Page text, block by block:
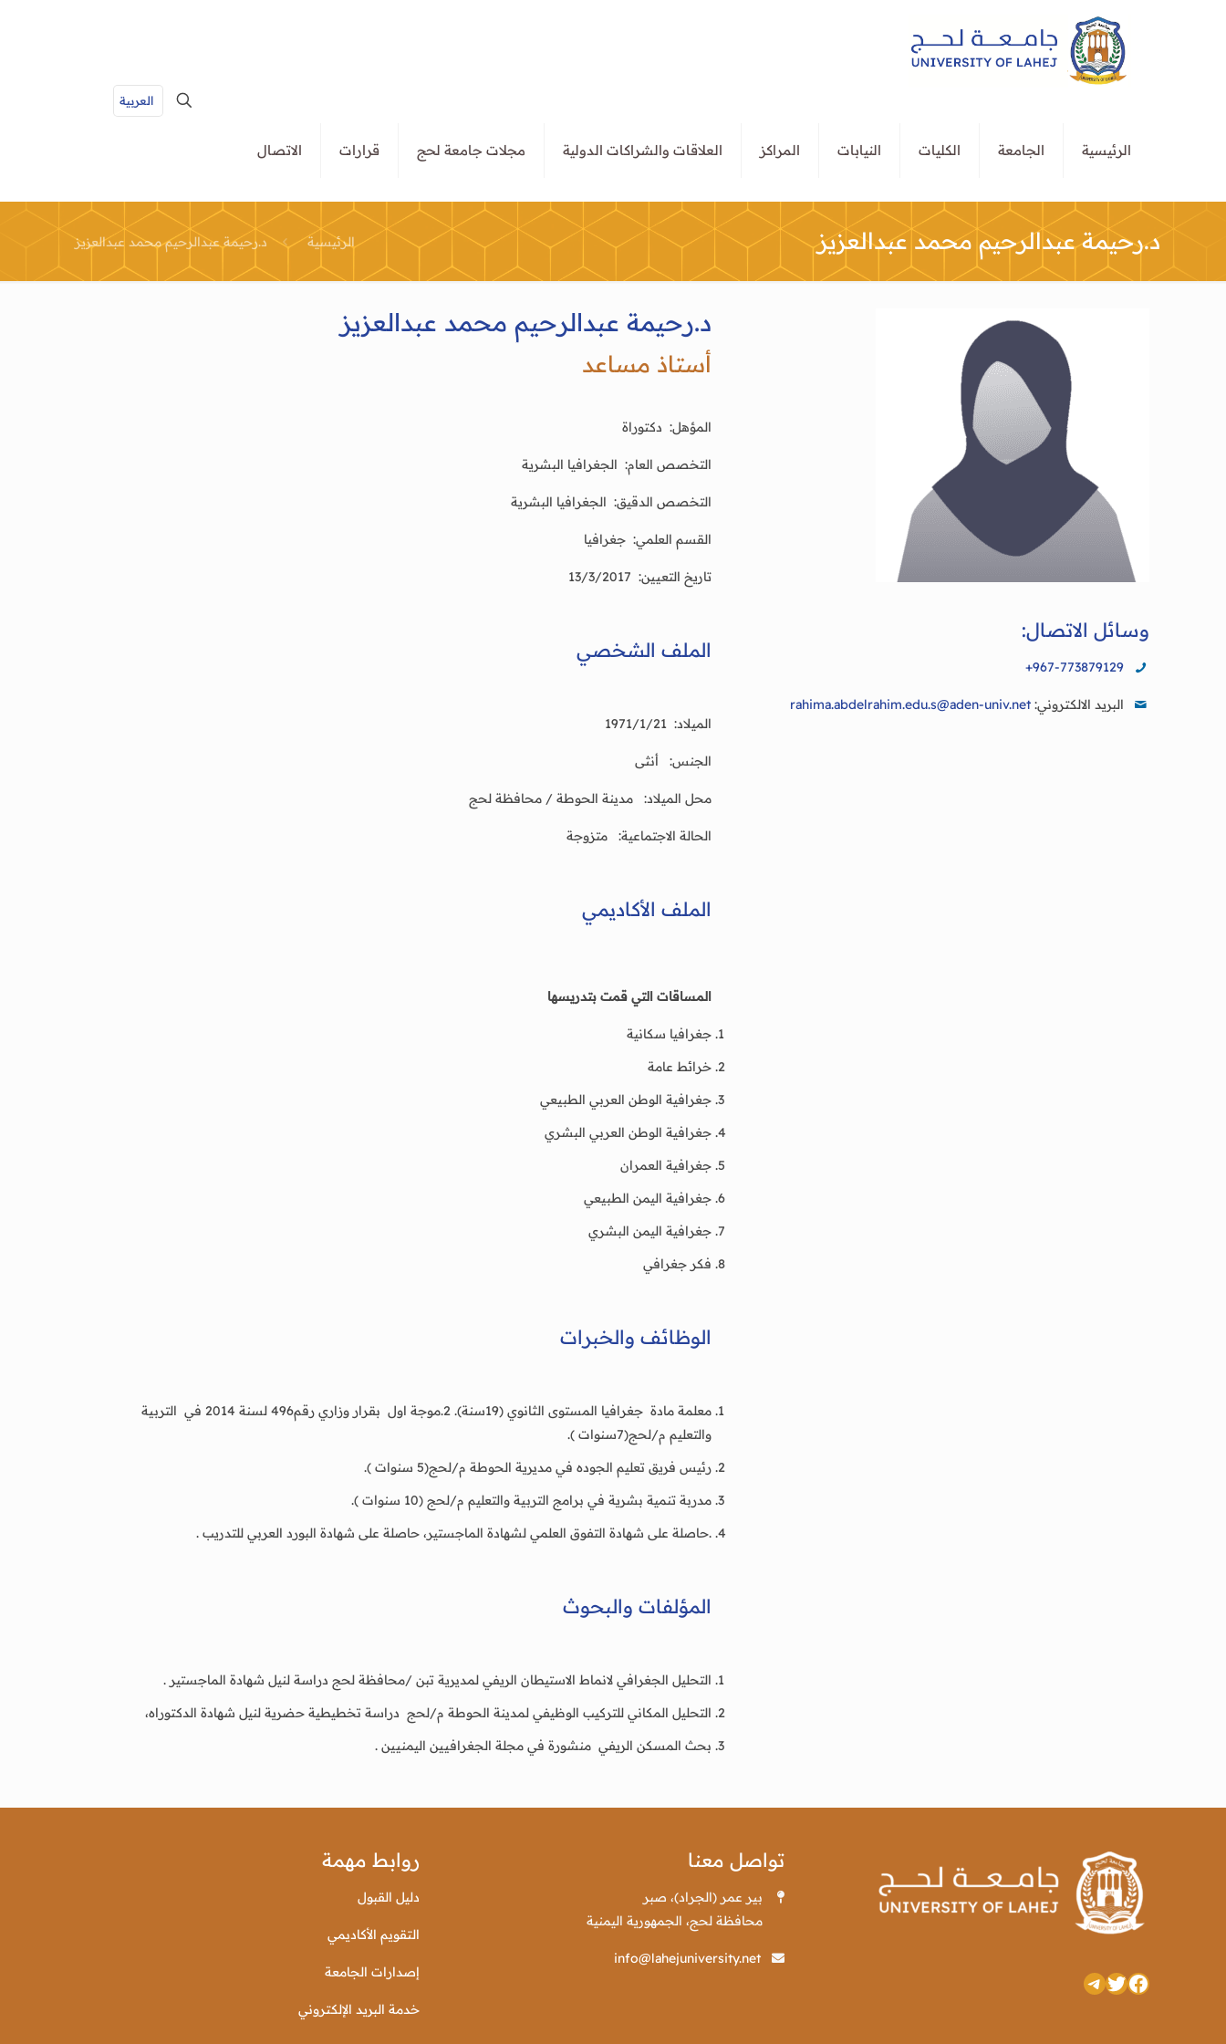
الرئيسية الجامعة الكليات النيابات المراكز العلاقات والشراكات الدولية مجلات جامعة لحج قرارات الاتصال
العربية
د.رحيمة عبدالرحيم محمد عبدالعزيز الرئيسية د.رحيمة عبدالرحيم محمد عبدالعزيز
وسائل الاتصال:
+967-773879129
البريد الالكتروني: rahima.abdelrahim.edu.s@aden-univ.net
د.رحيمة عبدالرحيم محمد عبدالعزيز
أستاذ مساعد
المؤهل: دكتوراة
التخصص العام: الجغرافيا البشرية
التخصص الدقيق: الجغرافيا البشرية
القسم العلمي: جغرافيا
تاريخ التعيين: 13/3/2017
الملف الشخصي
الميلاد: 1971/1/21
الجنس: أنثى
محل الميلاد: مدينة الحوطة / محافظة لحج
الحالة الاجتماعية: متزوجة
الملف الأكاديمي
المساقات التي قمت بتدريسها
جغرافيا سكانية
خرائط عامة
جغرافية الوطن العربي الطبيعي
جغرافية الوطن العربي البشري
جغرافية العمران
جغرافية اليمن الطبيعي
جغرافية اليمن البشري
فكر جغرافي
الوظائف والخبرات
معلمة مادة جغرافيا المستوى الثانوي (19سنة). 2.موجة اول بقرار وزاري رقم496 لسنة 2014 في التربية
والتعليم م/لحج(7سنوات ).
رئيس فريق تعليم الجوده في مديرية الحوطة م/لحج(5 سنوات ).
مدربة تنمية بشرية في برامج التربية والتعليم م/لحج (10 سنوات ).
.حاصلة على شهادة التفوق العلمي لشهادة الماجستير، حاصلة على شهادة البورد العربي للتدريب .
المؤلفات والبحوث
التحليل الجغرافي لانماط الاستيطان الريفي لمديرية تبن /محافظة لحج دراسة لنيل شهادة الماجستير .
التحليل المكاني للتركيب الوظيفي لمدينة الحوطة م/لحج دراسة تخطيطية حضرية لنيل شهادة الدكتوراه،
بحث المسكن الريفي منشورة في مجلة الجغرافيين اليمنيين .
فيسبوك
تويترتيليجرام
تواصل معنا
بير عمر (الجراد)، صبر
محافظة لحج، الجمهورية اليمنية
info@lahejuniversity.net
روابط مهمة
دليل القبول
التقويم الأكاديمي
إصدارات الجامعة
خدمة البريد الإلكتروني